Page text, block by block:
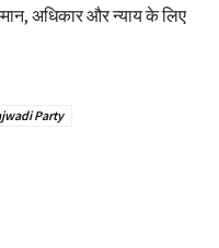
अधिकार और न्याय के लिए
Party